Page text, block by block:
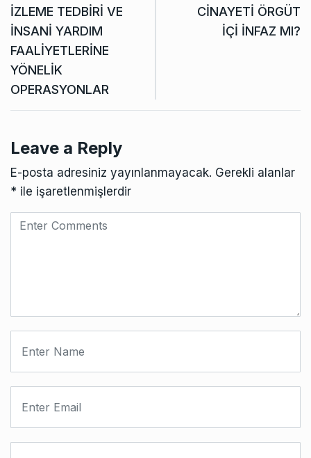
İZLEME TEDBİRİ VE
İNSANİ YARDIM
FAALİYETLERİNE
YÖNELİK
OPERASYONLAR
CİNAYETİ ÖRGÜT
İÇİ İNFAZ MI?
Leave a Reply
E-posta adresiniz yayınlanmayacak. Gerekli alanlar
* ile işaretlenmişlerdir